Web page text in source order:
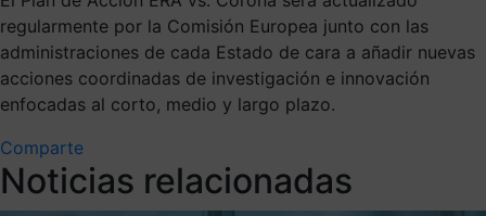
regularmente por la Comisión Europea junto con las
administraciones de cada Estado de cara a añadir nuevas
acciones coordinadas de investigación e innovación
enfocadas al corto, medio y largo plazo.
Comparte
Noticias relacionadas